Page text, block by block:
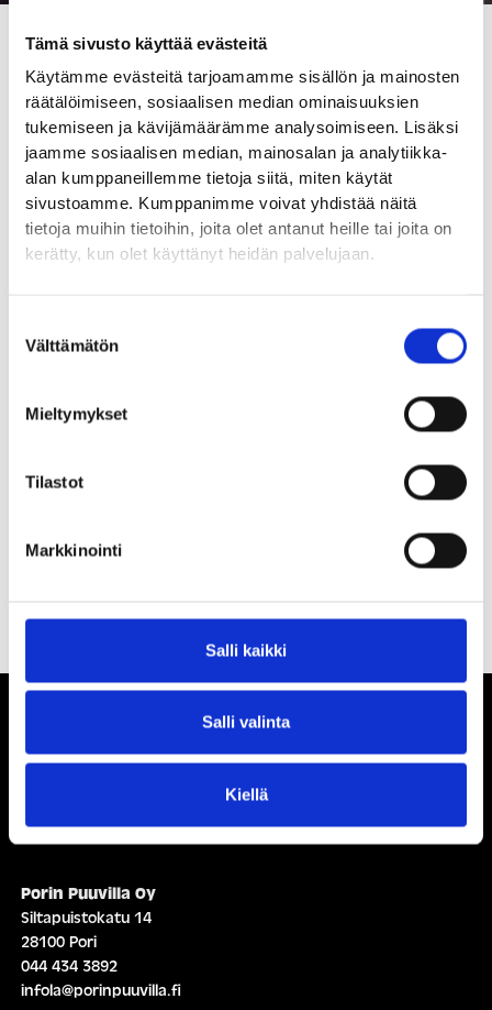
Tämä sivusto käyttää evästeitä
Käytämme evästeitä tarjoamamme sisällön ja mainosten
räätälöimiseen, sosiaalisen median ominaisuuksien
tukemiseen ja kävijämäärämme analysoimiseen. Lisäksi
jaamme sosiaalisen median, mainosalan ja analytiikka-
alan kumppaneillemme tietoja siitä, miten käytät
sivustoamme. Kumppanimme voivat yhdistää näitä
tietoja muihin tietoihin, joita olet antanut heille tai joita on
kerätty, kun olet käyttänyt heidän palvelujaan.
valinta
Välttämätön
Mieltymykset
Tilastot
Markkinointi
Salli kaikki
Salli valinta
Kiellä
MAANANTAI
TIISTAI
KESKIVIIKKO
Ihmisiä, iloa ja
ihmeteltävää
Porin Puuvilla Oy
Siltapuistokatu 14
28100 Pori
044 434 3892
infola@porinpuuvilla.fi